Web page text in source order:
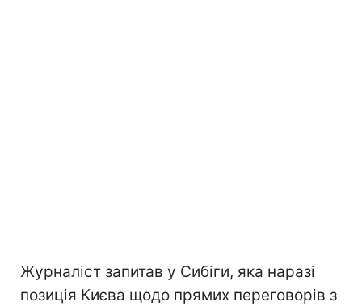
Журналіст запитав у Сибіги, яка наразі
позиція Києва щодо прямих переговорів з